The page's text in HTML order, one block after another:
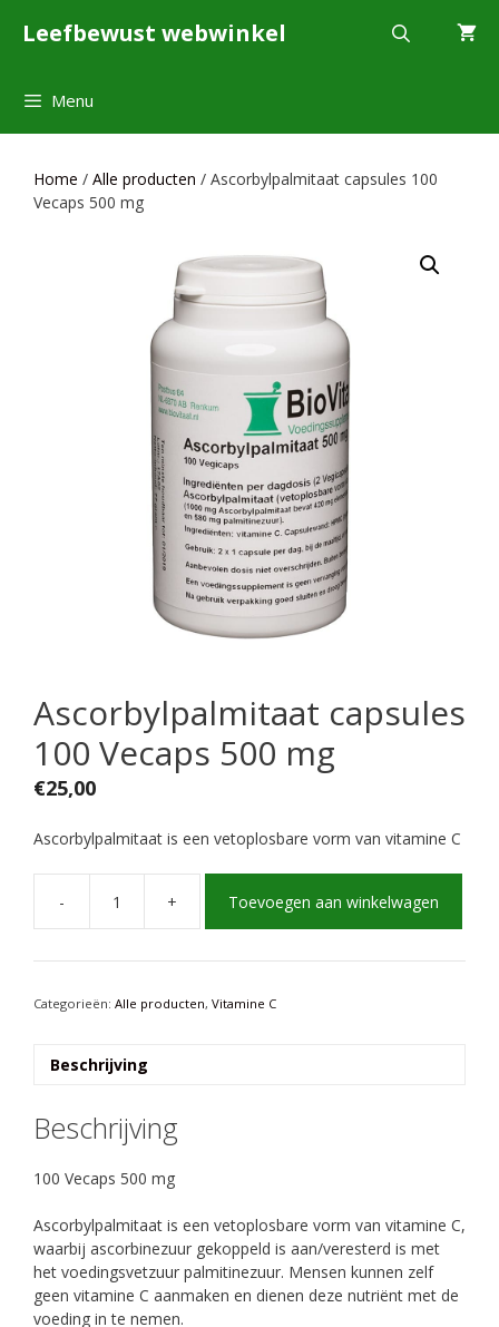
naarLeefbewust webwinkel
Menu
Home / Alle producten / Ascorbylpalmitaat capsules 100
Vecaps 500 mg
Ascorbylpalmitaat capsules
100 Vecaps 500 mg
€25,00
Ascorbylpalmitaat is een vetoplosbare vorm van vitamine C
-
Ascorbylpalmitaat
capsules
100
500
+ Toevoegen aan winkelwagen
Categorieën: Alle producten, Vitamine C
Beschrijving
Beschrijving
100 Vecaps 500 mg
Ascorbylpalmitaat is een vetoplosbare vorm van vitamine C,
waarbij ascorbinezuur gekoppeld is aan/veresterd is met
het voedingsvetzuur palmitinezuur. Mensen kunnen zelf
geen vitamine C aanmaken en dienen deze nutriënt met de
voeding in te nemen.